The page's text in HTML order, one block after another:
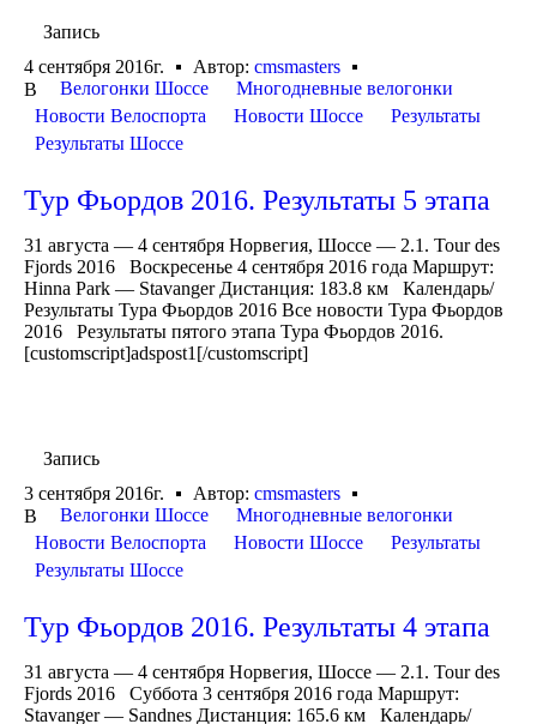
Запись
4 сентября 2016г.
Автор: cmsmasters
В
Велогонки Шоссе
Многодневные велогонки
Новости Велоспорта
Новости Шоссе
Результаты
Результаты Шоссе
Тур Фьордов 2016. Результаты 5 этапа
31 августа — 4 сентября Норвегия, Шоссе — 2.1. Tour des
Fjords 2016 Воскресенье 4 сентября 2016 года Маршрут:
Hinna Park — Stavanger Дистанция: 183.8 км Календарь/
Результаты Тура Фьордов 2016 Все новости Тура Фьордов
2016 Результаты пятого этапа Тура Фьордов 2016.
[customscript]adspost1[/customscript]
Запись
3 сентября 2016г.
Автор: cmsmasters
В
Велогонки Шоссе
Многодневные велогонки
Новости Велоспорта
Новости Шоссе
Результаты
Результаты Шоссе
Тур Фьордов 2016. Результаты 4 этапа
31 августа — 4 сентября Норвегия, Шоссе — 2.1. Tour des
Fjords 2016 Суббота 3 сентября 2016 года Маршрут:
Stavanger — Sandnes Дистанция: 165.6 км Календарь/